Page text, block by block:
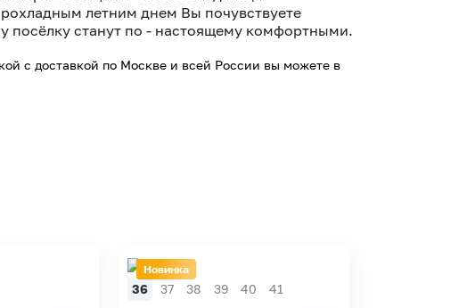
летним днем Вы почувствуете
посёлку станут по - настоящему комфортными.
с доставкой по Москве и всей России вы можете в
Новинка
36 37 38 39 40 41